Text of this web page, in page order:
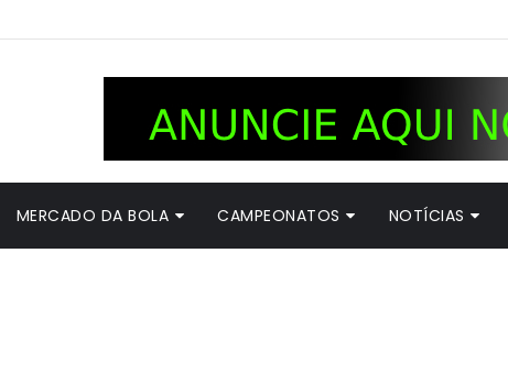
MERCADO DA BOLA CAMPEONATOS NOTÍCIAS